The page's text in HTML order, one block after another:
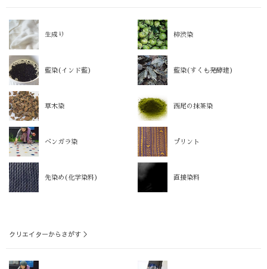
生成り 柿渋染
藍染(インド藍) 藍染(すくも発酵建)
草木染 西尾の抹茶染
ベンガラ染 プリント
先染め(化学染料) 直接染料
クリエイターからさがす ＞